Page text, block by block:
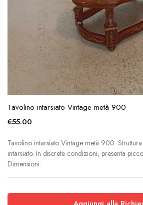
Tavolino intarsiato Vintage metà 900
€55.00
Tavolino intarsiato Vintage metà 900.
intarsiato. In discrete condizioni, presenta
Dimensioni: